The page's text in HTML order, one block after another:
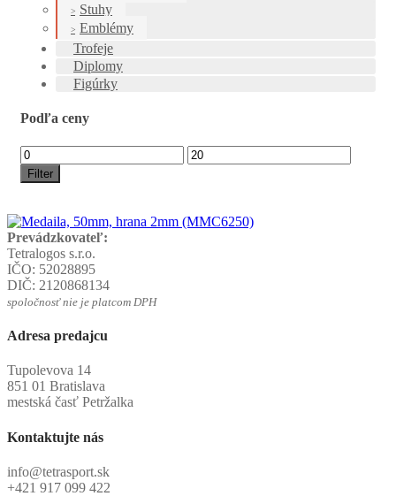
Stuhy
Emblémy
Trofeje
Diplomy
Figúrky
Podľa ceny
Filter
Prevádzkovateľ:
Tetralogos s.r.o.
IČO: 52028895
DIČ: 2120868134
spoločnosť nie je platcom DPH
Adresa predajcu
Tupolevova 14
851 01 Bratislava
mestská časť Petržalka
Kontaktujte nás
info@tetrasport.sk
+421 917 099 422